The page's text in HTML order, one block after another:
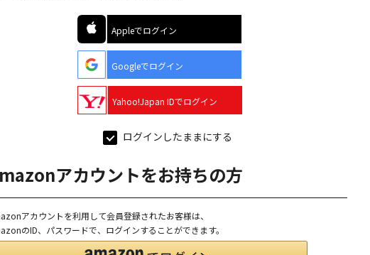
Appleでログイン
Googleでログイン
Yahoo!Japan IDでログイン
ログインしたままにする
アカウントをお持ちの方
アカウントを利用して会員登録されたお客様は、
のID、パスワードで、ログインすることができます。